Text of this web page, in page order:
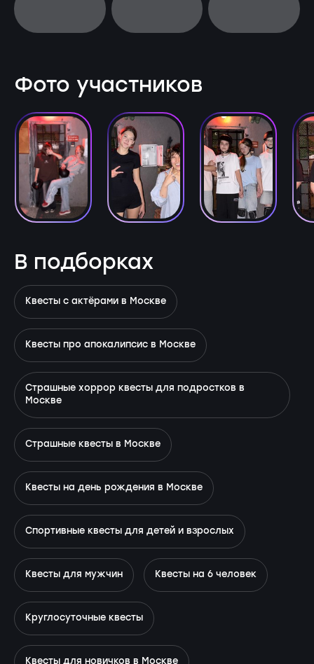
Фото участников
В подборках
Квесты с актёрами в Москве
Квесты про апокалипсис в Москве
Страшные хоррор квесты для подростков в
Москве
Страшные квесты в Москве
Квесты на день рождения в Москве
Спортивные квесты для детей и взрослых
Квесты для мужчин Квесты на 6 человек
Круглосуточные квесты